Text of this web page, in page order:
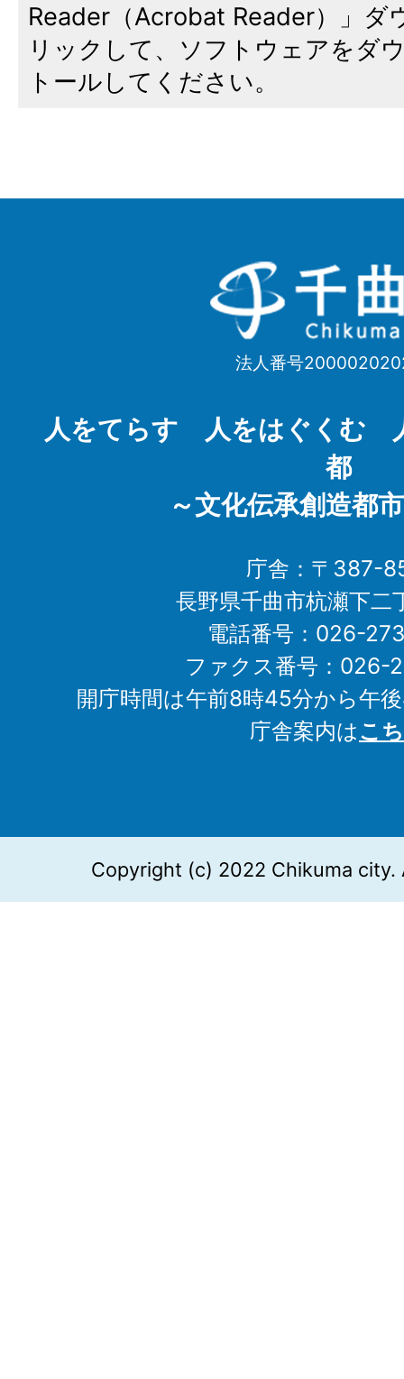
Reader（Acrobat Reader）」ダ
リックして、ソフトウェアをダ
トールしてください。
千
曲
Chikuma
法人番号
人をてらす 人をはぐくむ
都
～文化伝承創造都
庁舎：〒387-
長野県千曲市杭瀬下二
電話番号：026-
ファクス番号：026-
開庁時間は午前8時45分から午
庁舎案内はこ
Copyright (c) 2022 Chikuma city.